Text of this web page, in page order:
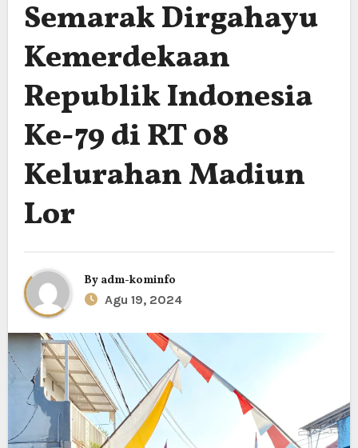
Semarak Dirgahayu
Kemerdekaan
Republik Indonesia
Ke-79 di RT 08
Kelurahan Madiun
Lor
By adm-kominfo
Agu 19, 2024